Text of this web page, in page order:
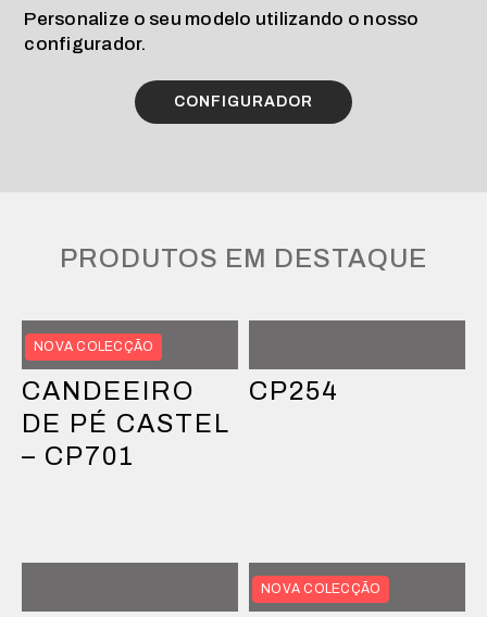
Personalize o seu modelo utilizando o nosso
configurador.
CONFIGURADOR
PRODUTOS EM DESTAQUE
NOVA COLECÇÃO
CANDEEIRO
DE PÉ CASTEL
– CP701
CP254
NOVA COLECÇÃO